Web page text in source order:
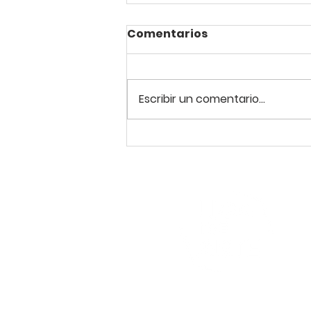
La Liga de Arte fortalece
Comentarios
Escribir un comentario...